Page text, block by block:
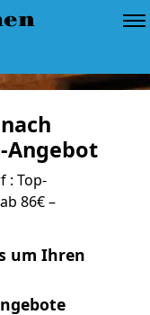
Angebot
: Top-
86€ –
um Ihren